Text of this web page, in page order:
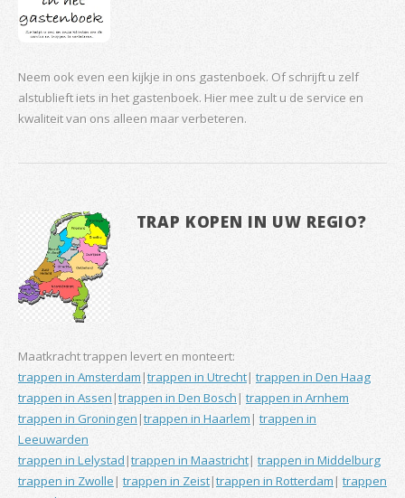
Neem ook even een kijkje in ons gastenboek. Of schrijft u zelf
alstublieft iets in het gastenboek. Hier mee zult u de service en
kwaliteit van ons alleen maar verbeteren.
TRAP KOPEN IN UW REGIO?
Maatkracht trappen levert en monteert:
trappen in Amsterdam |trappen in Utrecht| trappen in Den Haag
trappen in Assen|trappen in Den Bosch | trappen in Arnhem
trappen in Groningen|trappen in Haarlem|trappen in
Leeuwarden
trappen in Lelystad |trappen in Maastricht| trappen in Middelburg
trappen in Zwolle|trappen in Zeist|trappen in Rotterdam |trappen